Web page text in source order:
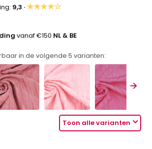
9,3 ·★★★★☆
vanaf €150 NL & BE
in de volgende5 varianten:
Toon alle varianten